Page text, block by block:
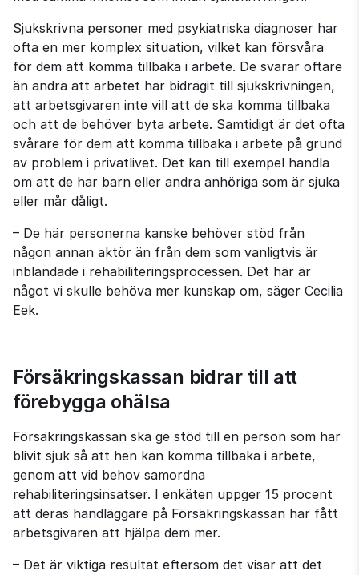
Sjukskrivna personer med psykiatriska diagnoser har
ofta en mer komplex situation, vilket kan försvåra
för dem att komma tillbaka i arbete. De svarar oftare
än andra att arbetet har bidragit till sjukskrivningen,
att arbetsgivaren inte vill att de ska komma tillbaka
och att de behöver byta arbete. Samtidigt är det ofta
svårare för dem att komma tillbaka i arbete på grund
av problem i privatlivet. Det kan till exempel handla
om att de har barn eller andra anhöriga som är sjuka
eller mår dåligt.
– De här personerna kanske behöver stöd från
någon annan aktör än från dem som vanligtvis är
inblandade i rehabiliteringsprocessen. Det här är
något vi skulle behöva mer kunskap om, säger Cecilia
Eek.
Försäkringskassan bidrar till att
förebygga ohälsa
Försäkringskassan ska ge stöd till en person som har
blivit sjuk så att hen kan komma tillbaka i arbete,
genom att vid behov samordna
rehabiliteringsinsatser. I enkäten uppger 15 procent
att deras handläggare på Försäkringskassan har fått
arbetsgivaren att hjälpa dem mer.
– Det är viktiga resultat eftersom det visar att det